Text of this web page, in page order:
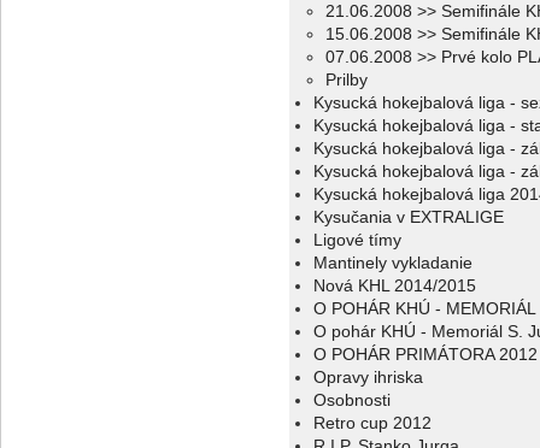
21.06.2008 >> Semifinále
15.06.2008 >> Semifinále
07.06.2008 >> Prvé kolo
Prilby
Kysucká hokejbalová liga -
Kysucká hokejbalová liga -
Kysucká hokejbalová liga -
Kysucká hokejbalová liga -
Kysucká hokejbalová liga
Kysučania v EXTRALIGE
Ligové tímy
Mantinely vykladanie
Nová KHL 2014/2015
O POHÁR KHÚ - MEMORIÁL
O pohár KHÚ - Memoriál S.
O POHÁR PRIMÁTORA 2012
Opravy ihriska
Osobnosti
Retro cup 2012